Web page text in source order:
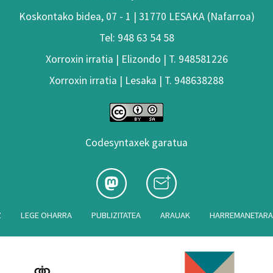
Koskontako bidea, 07 - 1 | 31770 LESAKA (Nafarroa)
Tel: 948 63 54 58
Xorroxin irratia | Elizondo | T. 948581226
Xorroxin irratia | Lesaka | T. 948638288
Codesyntaxek garatua
LEGE OHARRA PUBLIZITATEA ARAUAK